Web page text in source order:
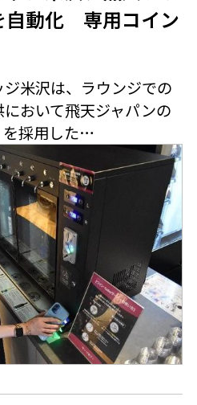
自動化 専用コイン
米沢は、ラウンジでの
おいて飛天ジャパンの
を採用した…